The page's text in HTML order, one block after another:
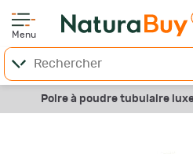
Menu
Poire à poudre tubulaire